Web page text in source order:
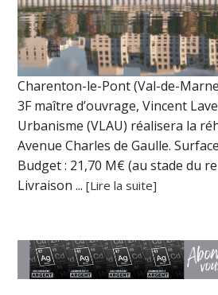
Charenton-le-Pont (Val-de-
3F maître d’ouvrage, Vincent
Urbanisme (VLAU) réalisera la
Avenue Charles de Gaulle.
Budget : 21,70 M€ (au stade du
Livraison ...[Lire la suite]